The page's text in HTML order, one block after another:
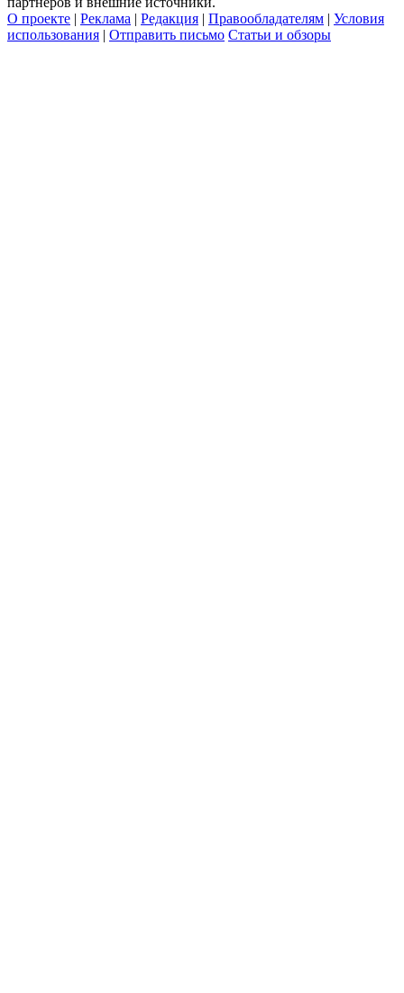
О проекте | Реклама | Редакция | Правообладателям | Условия
использования | Отправить письмо Статьи и обзоры